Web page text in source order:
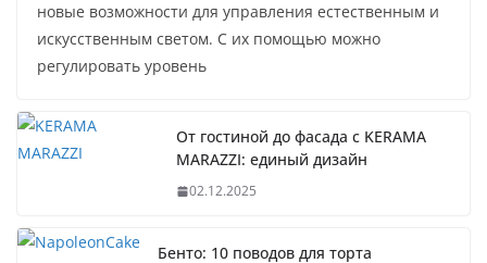
новые возможности для управления естественным и
искусственным светом. С их помощью можно
регулировать уровень
От гостиной до фасада с KERAMA
MARAZZI: единый дизайн
02.12.2025
Бенто: 10 поводов для торта